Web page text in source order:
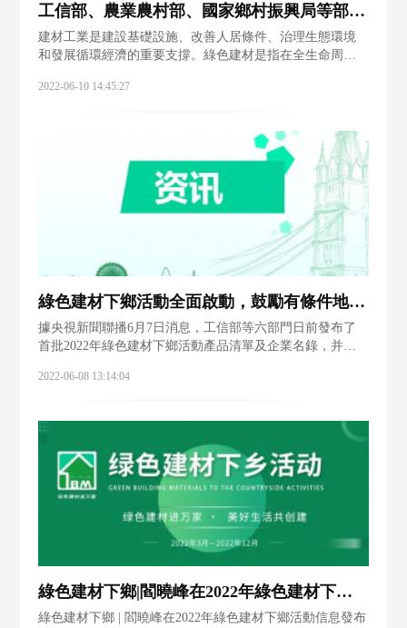
工信部、農業農村部、國家鄉村振興局等部門有關司局負責人談綠色建材下鄉
建材工業是建設基礎設施、改善人居條件、治理生態環境
和發展循環經濟的重要支撐。綠色建材是指在全生命周期
能、減排、安全、便利和可循環”特征的建材產品。黨中
2022-06-10 14:45:27
綠色建材下鄉活動全面啟動，鼓勵有條件地區予以適當補貼
據央視新聞聯播6月7日消息，工信部等六部門日前發布了
首批2022年綠色建材下鄉活動產品清單及企業名錄，并啟
消費予以適當補貼或貸款貼息，發揮電商平臺優勢，引導
2022-06-08 13:14:04
綠色建材下鄉|閻曉峰在2022年綠色建材下鄉活動信息發布及線上平臺啟動會上的講話
綠色建材下鄉 | 閻曉峰在2022年綠色建材下鄉活動信息發布